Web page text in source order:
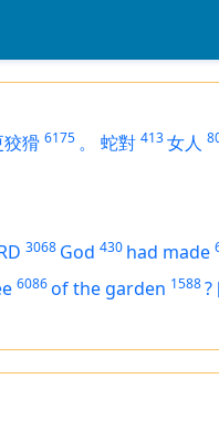
狡猾 6175 。 蛇對 413女人
3068 God 430 had made
6086of the garden 1588?